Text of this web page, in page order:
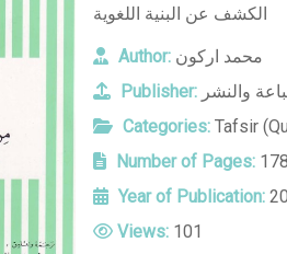
الكشف عن البنية اللغوية
Author: محمد اركون
Publisher: والنشر
Categories: Tafsir
Number of Pages: 178
Year of Publication:
Views: 101